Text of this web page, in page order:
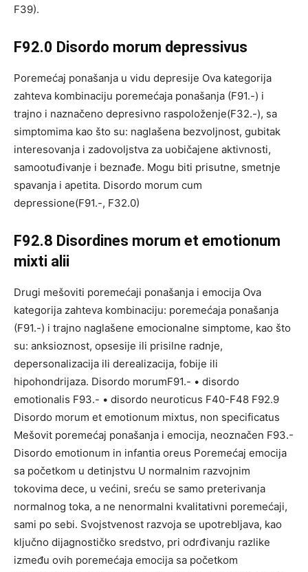
F39).
F92.0 Disordo morum depressivus
Poremećaj ponašanja u vidu depresije Ova kategorija
zahteva kombinaciju poremećaja ponašanja (F91.-) i
trajno i naznačeno depresivno raspoloženje(F32.-), sa
simptomima kao što su: naglašena bezvoljnost, gubitak
interesovanja i zadovoljstva za uobičajene aktivnosti,
samootuđivanje i beznađe. Mogu biti prisutne, smetnje
spavanja i apetita. Disordo morum cum
depressione(F91.-, F32.0)
F92.8 Disordines morum et emotionum
mixti alii
Drugi mešoviti poremećaji ponašanja i emocija Ova
kategorija zahteva kombinaciju: poremećaja ponašanja
(F91.-) i trajno naglašene emocionalne simptome, kao što
su: anksioznost, opsesije ili prisilne radnje,
depersonalizacija ili derealizacija, fobije ili
hipohondrijaza. Disordo morumF91.- • disordo
emotionalis F93.- • disordo neuroticus F40-F48 F92.9
Disordo morum et emotionum mixtus, non specificatus
Mešovit poremećaj ponašanja i emocija, neoznačen F93.-
Disordo emotionum in infantia oreus Poremećaj emocija
sa početkom u detinjstvu U normalnim razvojnim
tokovima dece, u većini, sreću se samo preterivanja
normalnog toka, a ne nenormalni kvalitativni poremećaji,
sami po sebi. Svojstvenost razvoja se upotrebljava, kao
ključno dijagnostičko sredstvo, pri odrđivanju razlike
između ovih poremećaja emocija sa početkom